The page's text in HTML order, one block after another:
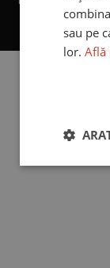
Terra
sau pe
lor.Află